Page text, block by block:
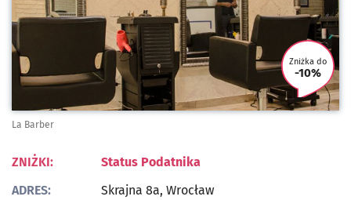
U tego
Zniżka do
-10%
La Barber
ZNIŻKI:
Status Podatnika
ADRES:
Skrajna 8a, Wrocław